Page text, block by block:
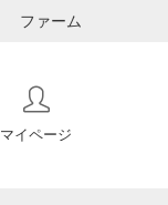
ファーム
マイページ